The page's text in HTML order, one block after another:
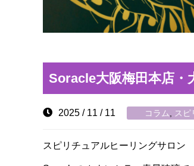
Soracle大阪梅田本店・
2025 / 11 / 11 コラム スピ
スピリチュアルヒーリングサロン